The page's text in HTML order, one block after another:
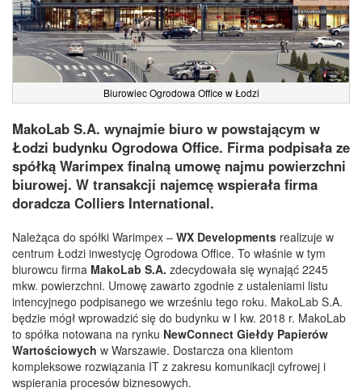
Biurowiec Ogrodowa Office w Łodzi
MakoLab S.A. wynajmie biuro w powstającym w
Łodzi budynku Ogrodowa Office. Firma podpisała ze
spółką Warimpex finalną umowę najmu powierzchni
biurowej. W transakcji najemcę wspierała firma
doradcza Colliers International.
Należąca do spółki Warimpex – WX Developments realizuje w
centrum Łodzi inwestycję Ogrodowa Office. To właśnie w tym
biurowcu firma MakoLab S.A. zdecydowała się wynająć 2245
mkw. powierzchni. Umowę zawarto zgodnie z ustaleniami listu
intencyjnego podpisanego we wrześniu tego roku. MakoLab S.A.
będzie mógł wprowadzić się do budynku w I kw. 2018 r. MakoLab
to spółka notowana na rynku NewConnect Giełdy Papierów
Wartościowych w Warszawie. Dostarcza ona klientom
kompleksowe rozwiązania IT z zakresu komunikacji cyfrowej i
wspierania procesów biznesowych.